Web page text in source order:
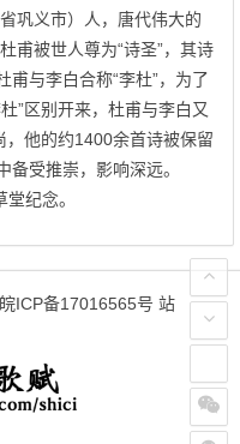
巩义市）人，唐代伟大的
甫被世人尊为“诗圣”，其诗
甫与李白合称“李杜”，为了
”区别开来，杜甫与李白又
，他的约1400余首诗被保留
备受推崇，影响深远。
纪念。
皖ICP备17016565号 站